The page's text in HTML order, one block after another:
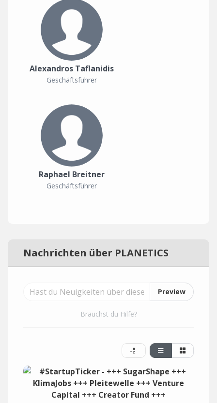
Alexandros Taflanidis
Geschäftsführer
Raphael Breitner
Geschäftsführer
Nachrichten über PLANETICS
Preview
Brauchst du Hilfe?